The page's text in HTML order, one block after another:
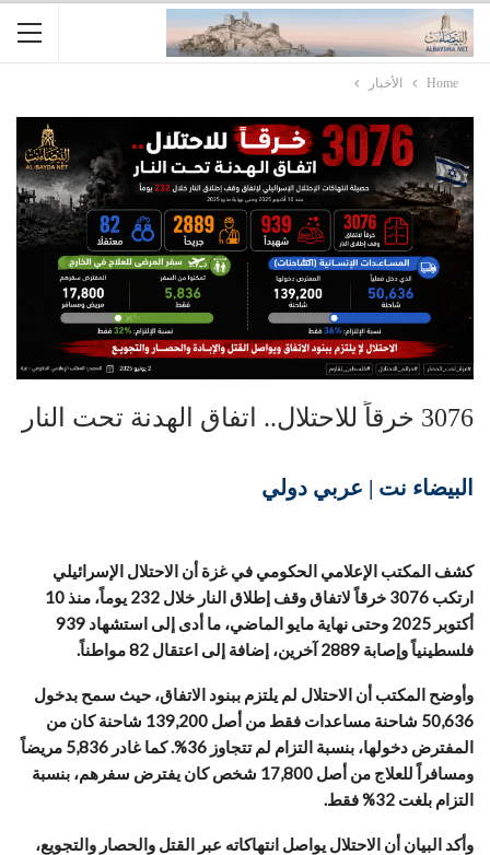
Home الأخبار
3076 خرقاً للاحتلال.. اتفاق الهدنة تحت النار
البيضاء نت | عربي دولي
كشف المكتب الإعلامي الحكومي في غزة أن الاحتلال الإسرائيلي
ارتكب 3076 خرقاً لاتفاق وقف إطلاق النار خلال 232 يوماً، منذ 10
أكتوبر 2025 وحتى نهاية مايو الماضي، ما أدى إلى استشهاد 939
فلسطينياً وإصابة 2889 آخرين، إضافة إلى اعتقال 82 مواطناً.
وأوضح المكتب أن الاحتلال لم يلتزم ببنود الاتفاق، حيث سمح بدخول
50,636 شاحنة مساعدات فقط من أصل 139,200 شاحنة كان من
المفترض دخولها، بنسبة التزام لم تتجاوز 36%. كما غادر 5,836 مريضاً
ومسافراً للعلاج من أصل 17,800 شخص كان يفترض سفرهم، بنسبة
التزام بلغت 32% فقط.
وأكد البيان أن الاحتلال يواصل انتهاكاته عبر القتل والحصار والتجويع،